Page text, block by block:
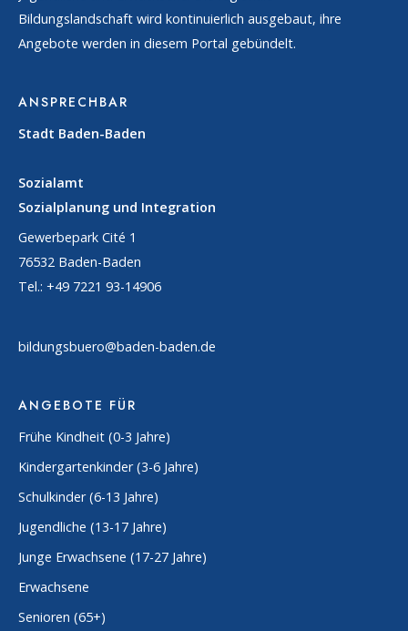
Bildungslandschaft wird kontinuierlich ausgebaut, ihre
Angebote werden in diesem Portal gebündelt.
ANSPRECHBAR
Stadt Baden-Baden
Sozialamt
Sozialplanung und Integration
Gewerbepark Cité 1
76532 Baden-Baden
Tel.: +49 7221 93-14906
bildungsbuero@baden-baden.de
ANGEBOTE FÜR
Frühe Kindheit (0-3 Jahre)
Kindergartenkinder (3-6 Jahre)
Schulkinder (6-13 Jahre)
Jugendliche (13-17 Jahre)
Junge Erwachsene (17-27 Jahre)
Erwachsene
Senioren (65+)